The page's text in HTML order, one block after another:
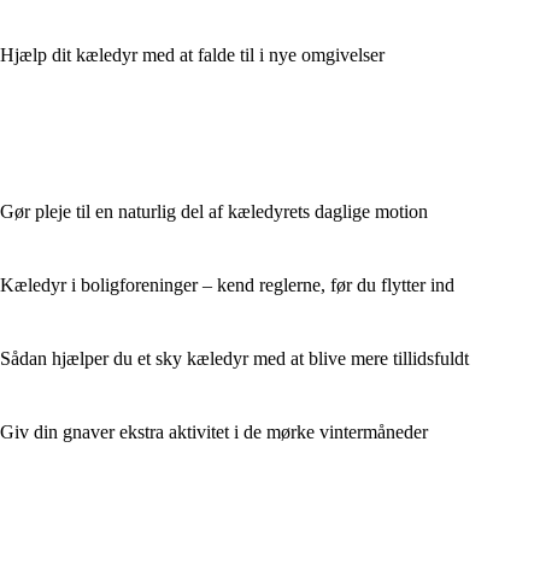
Hjælp dit kæledyr med at falde til i nye omgivelser
Gør pleje til en naturlig del af kæledyrets daglige motion
Kæledyr i boligforeninger – kend reglerne, før du flytter ind
Sådan hjælper du et sky kæledyr med at blive mere tillidsfuldt
Giv din gnaver ekstra aktivitet i de mørke vintermåneder